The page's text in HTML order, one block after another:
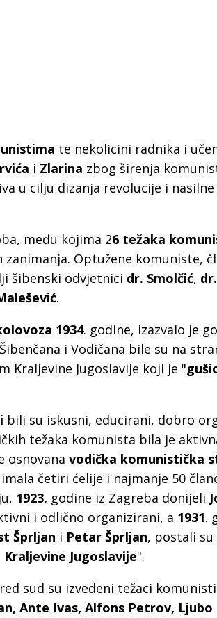
te nekolicini radnika i
i Zlarina zbog širenja
u cilju dizanja revolucije i
među kojima 26 težaka
Optužene komuniste,
šibenski odvjetnici dr. Smolčić,
.
1934. godine, izazvalo je
i Vodičana bile su na
Kraljevine Jugoslavije koji je "
bili su iskusni, educirani, dobro
težaka komunista bila je
osnovana vodička komunistička
četiri ćelije i najmanje 50
1923. godine iz Zagreba donijeli
i odlično organizirani, a 1931.
Šprljan i Petar Šprljan, postali su
Jugoslavije".
sud su izvedeni težaci
Ante Ivas, Alfons Petrov,
ruke -
u
Šibenik spreman